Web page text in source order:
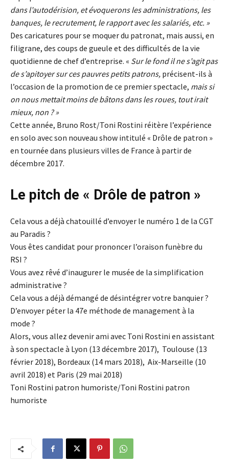
dans l’autodérision, et évoquerons les administrations, les
banques, le recrutement, le rapport avec les salariés, etc. »
Des caricatures pour se moquer du patronat, mais aussi, en
filigrane, des coups de gueule et des difficultés de la vie
quotidienne de chef d’entreprise. « Sur le fond il ne s’agit pas
de s’apitoyer sur ces pauvres petits patrons, précisent-ils à
l’occasion de la promotion de ce premier spectacle, mais si
on nous mettait moins de bâtons dans les roues, tout irait
mieux, non ? »
Cette année, Bruno Rost/Toni Rostini réitère l’expérience
en solo avec son nouveau show intitulé « Drôle de patron »
en tournée dans plusieurs villes de France à partir de
décembre 2017.
Le pitch de « Drôle de patron »
Cela vous a déjà chatouillé d’envoyer le numéro 1 de la CGT
au Paradis ?
Vous êtes candidat pour prononcer l’oraison funèbre du
RSI ?
Vous avez rêvé d’inaugurer le musée de la simplification
administrative ?
Cela vous a déjà démangé de désintégrer votre banquier ?
D’envoyer péter la 47e méthode de management à la
mode ?
Alors, vous allez devenir ami avec Toni Rostini en assistant
à son spectacle à Lyon (13 décembre 2017), Toulouse (13
février 2018), Bordeaux (14 mars 2018), Aix-Marseille (10
avril 2018) et Paris (29 mai 2018)
Toni Rostini patron humoriste/Toni Rostini patron
humoriste